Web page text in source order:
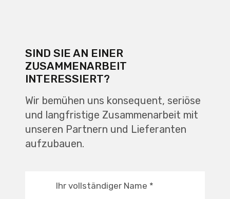
SIND SIE AN EINER
ZUSAMMENARBEIT
INTERESSIERT?
Wir bemühen uns konsequent, seriöse
und langfristige Zusammenarbeit mit
unseren Partnern und Lieferanten
aufzubauen.
Ihr vollständiger Name *